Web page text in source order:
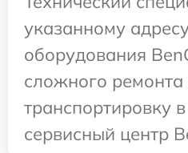
указанному
оборудования
сложного
транспортировку
сервисный центр